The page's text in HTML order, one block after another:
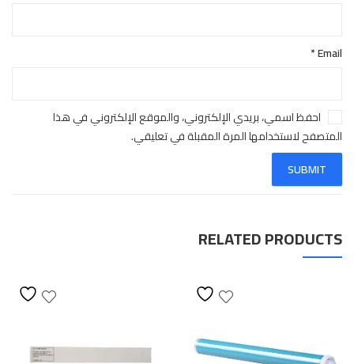
Email
*
احفظ اسمي، بريدي الإلكتروني، والموقع الإلكتروني في هذا
المتصفح لاستخدامها المرة المقبلة في تعليقي.
RELATED PRODUCTS